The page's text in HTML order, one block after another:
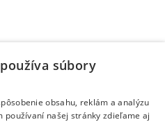
súbory
obsahu, reklám a analýzu
používaní našej stránky zdieľame aj